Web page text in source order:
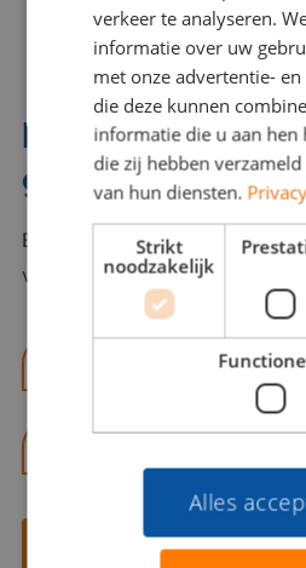
Interesse?
graag verder!
Bel of mail Benno met al jouw
voor je klaar en helpt je graag!
benno@viajou.nl
Contact
verkeer te analyseren.
informatie over uw
met onze advertentie-
die deze kunnen
informatie die u aan hen
die zij hebben
van hun diensten.
Strikt
noodzakelijk
Alles